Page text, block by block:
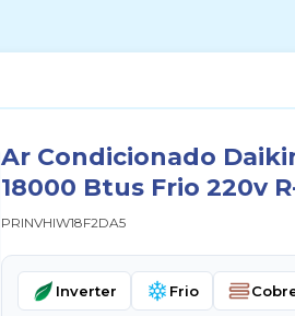
Ar Condicionado
18000 Btus Frio 220v
PRINVHIW18F2DA5
Inverter Frio